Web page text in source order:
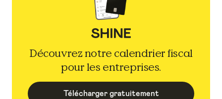
Découvrez notre calendrier fiscal
pour les entreprises.
Télécharger gratuitement